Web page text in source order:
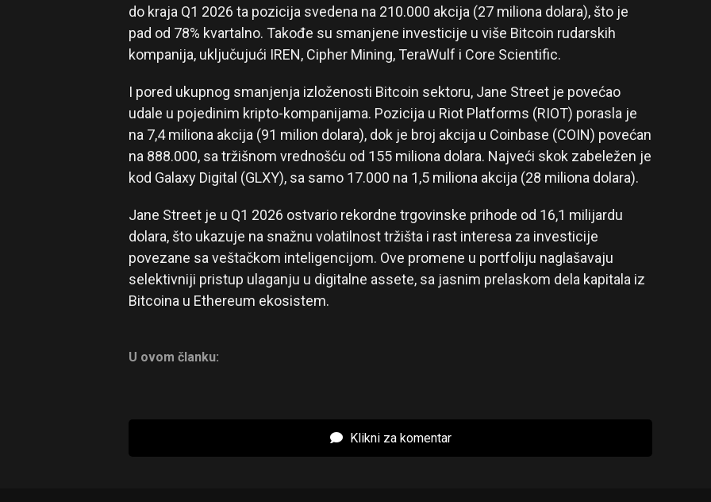
do kraja Q1 2026 ta pozicija svedena na 210.000 akcija (27 miliona dolara), što je
pad od 78% kvartalno. Takođe su smanjene investicije u više Bitcoin rudarskih
kompanija, uključujući IREN, Cipher Mining, TeraWulf i Core Scientific.
I pored ukupnog smanjenja izloženosti Bitcoin sektoru, Jane Street je povećao
udale u pojedinim kripto-kompanijama. Pozicija u Riot Platforms (RIOT) porasla je
na 7,4 miliona akcija (91 milion dolara), dok je broj akcija u Coinbase (COIN) povećan
na 888.000, sa tržišnom vrednošću od 155 miliona dolara. Najveći skok zabeležen je
kod Galaxy Digital (GLXY), sa samo 17.000 na 1,5 miliona akcija (28 miliona dolara).
Jane Street je u Q1 2026 ostvario rekordne trgovinske prihode od 16,1 milijardu
dolara, što ukazuje na snažnu volatilnost tržišta i rast interesa za investicije
povezane sa veštačkom inteligencijom. Ove promene u portfoliju naglašavaju
selektivniji pristup ulaganju u digitalne assete, sa jasnim prelaskom dela kapitala iz
Bitcoina u Ethereum ekosistem.
U ovom članku:
Klikni za komentar